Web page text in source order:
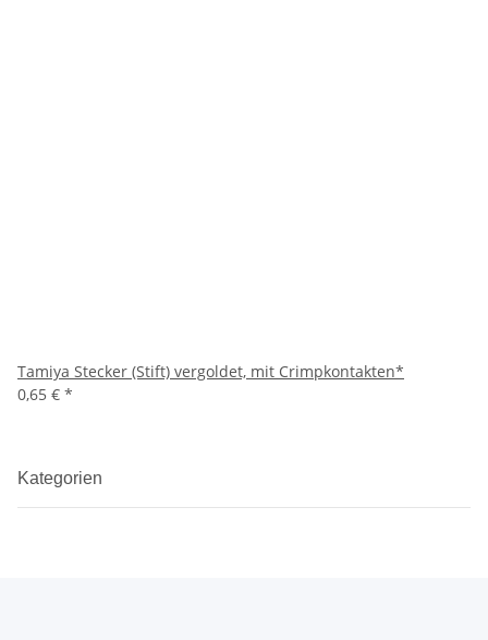
Tamiya Stecker (Stift) vergoldet, mit Crimpkontakten*
0,65 € *
Kategorien